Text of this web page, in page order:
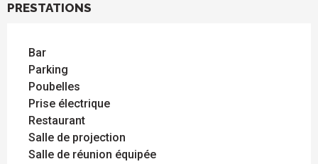
PRESTATIONS
Bar
Parking
Poubelles
Prise électrique
Restaurant
Salle de projection
Salle de réunion équipée